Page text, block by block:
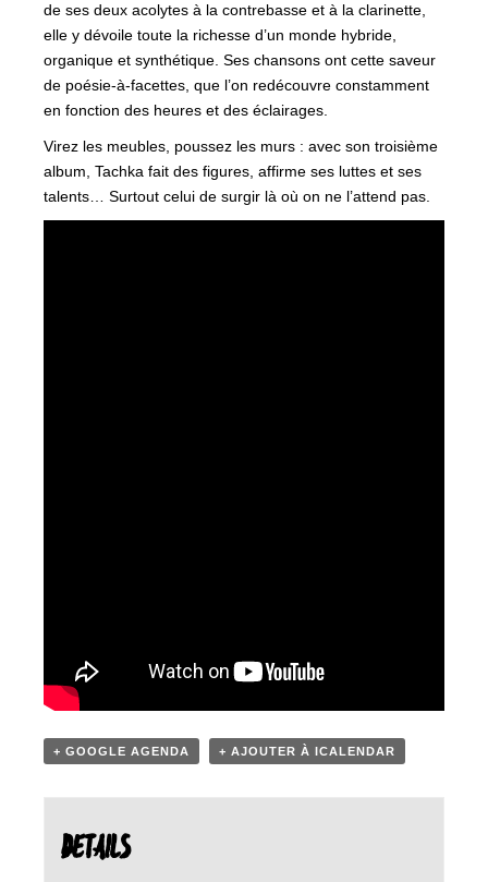
de ses deux acolytes à la contrebasse et à la clarinette,
elle y dévoile toute la richesse d’un monde hybride,
organique et synthétique. Ses chansons ont cette saveur
de poésie-à-facettes, que l’on redécouvre constamment
en fonction des heures et des éclairages.
Virez les meubles, poussez les murs : avec son troisième
album, Tachka fait des figures, affirme ses luttes et ses
talents… Surtout celui de surgir là où on ne l’attend pas.
+ GOOGLE AGENDA + AJOUTER À ICALENDAR
DETAILS